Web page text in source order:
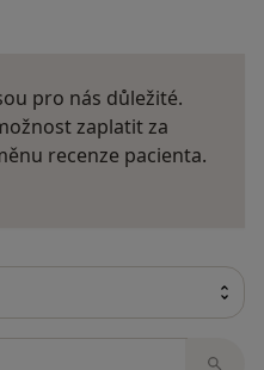
pro nás důležité.
zaplatit za
recenze pacienta.